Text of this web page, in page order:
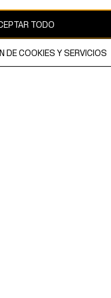
por copyright y es
TODO
DE COOKIES Y SERVICIOS